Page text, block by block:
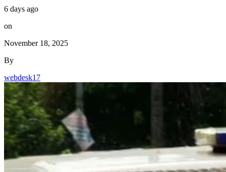
6 days ago
on
November 18, 2025
By
webdesk17